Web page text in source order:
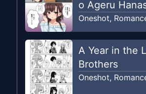
o Ageru
Oneshot,
A Year in the
Brothers
Oneshot,